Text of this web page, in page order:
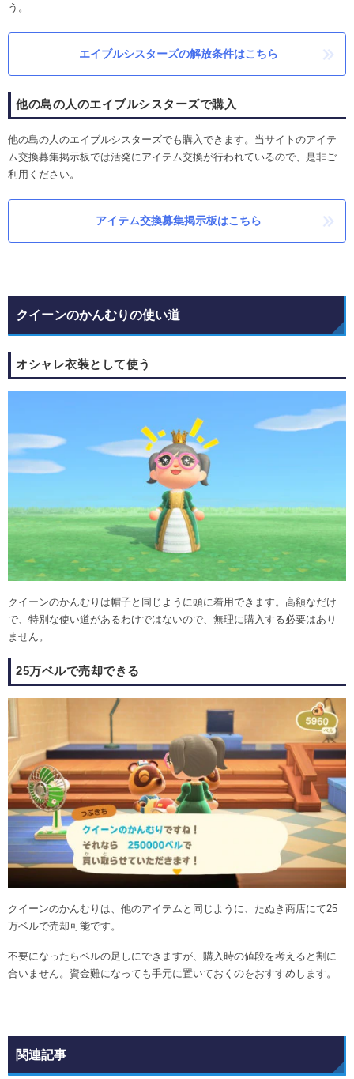
う。
エイブルシスターズの解放条件はこちら
他の島の人のエイブルシスターズで購入
他の島の人のエイブルシスターズでも購入できます。当サイトのアイテ
ム交換募集掲示板では活発にアイテム交換が行われているので、是非ご
利用ください。
アイテム交換募集掲示板はこちら
クイーンのかんむりの使い道
オシャレ衣装として使う
クイーンのかんむりは帽子と同じように頭に着用できます。高額なだけ
で、特別な使い道があるわけではないので、無理に購入する必要はあり
ません。
25万ベルで売却できる
クイーンのかんむりは、他のアイテムと同じように、たぬき商店にて25
万ベルで売却可能です。
不要になったらベルの足しにできますが、購入時の値段を考えると割に
合いません。資金難になっても手元に置いておくのをおすすめします。
関連記事